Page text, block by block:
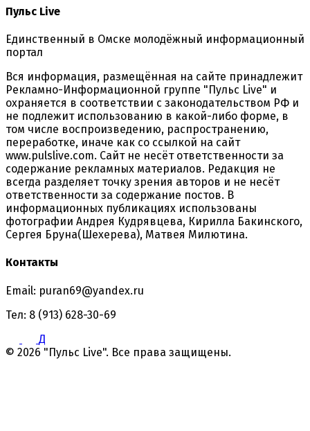
Пульс Live
Единственный в Омске молодёжный информационный
портал
Вся информация, размещённая на сайте принадлежит
Рекламно-Информационной группе "Пульс Live" и
охраняется в соответствии с законодательством РФ и
не подлежит использованию в какой-либо форме, в
том числе воспроизведению, распространению,
переработке, иначе как со ссылкой на сайт
www.pulslive.com. Сайт не несёт ответственности за
содержание рекламных материалов. Редакция не
всегда разделяет точку зрения авторов и не несёт
ответственности за содержание постов. В
информационных публикациях использованы
фотографии Андрея Кудрявцева, Кирилла Бакинского,
Сергея Бруна(Шехерева), Матвея Милютина.
Контакты
Email: puran69@yandex.ru
Тел: 8 (913) 628-30-69
Д
© 2026 "Пульс Live". Все права защищены.